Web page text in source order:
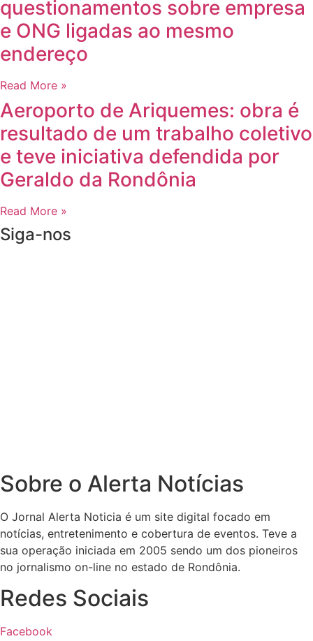
questionamentos sobre empresa
e ONG ligadas ao mesmo
endereço
Read More »
Aeroporto de Ariquemes: obra é
resultado de um trabalho coletivo
e teve iniciativa defendida por
Geraldo da Rondônia
Read More »
Siga-nos
Sobre o Alerta Notícias
O Jornal Alerta Noticia é um site digital focado em
notícias, entretenimento e cobertura de eventos. Teve a
sua operação iniciada em 2005 sendo um dos pioneiros
no jornalismo on-line no estado de Rondônia.
Redes Sociais
Facebook